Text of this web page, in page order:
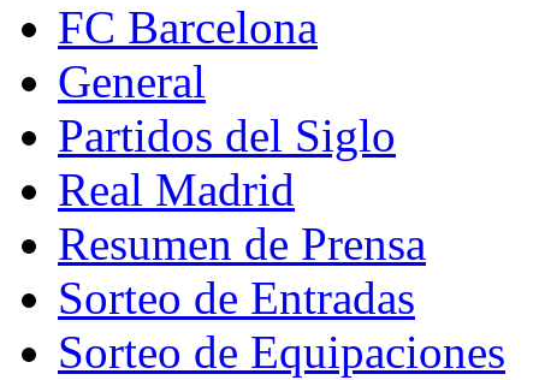
FC Barcelona
General
Partidos del Siglo
Real Madrid
Resumen de Prensa
Sorteo de Entradas
Sorteo de Equipaciones